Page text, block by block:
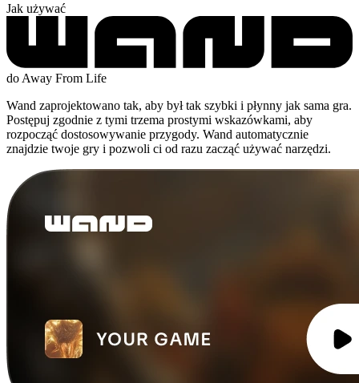
Jak używać
do Away From Life
Wand zaprojektowano tak, aby był tak szybki i płynny jak sama gra.
Postępuj zgodnie z tymi trzema prostymi wskazówkami, aby
rozpocząć dostosowywanie przygody. Wand automatycznie
znajdzie twoje gry i pozwoli ci od razu zacząć używać narzędzi.